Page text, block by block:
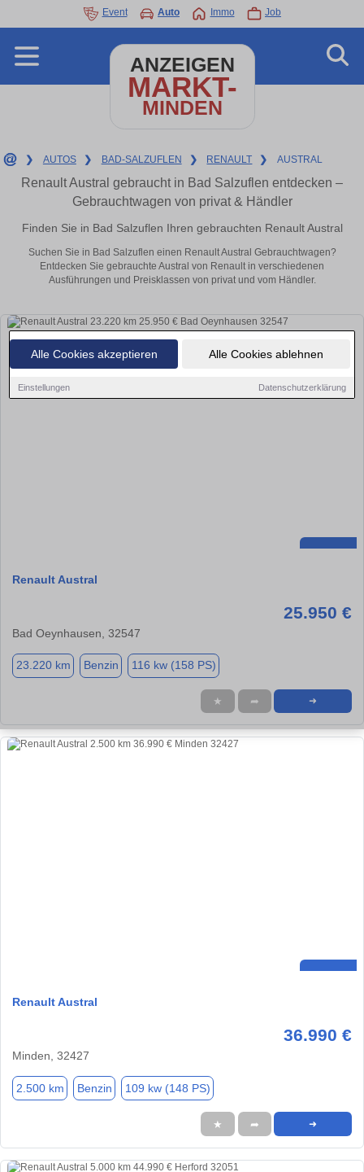
Alle Cookies akzeptieren Alle Cookies ablehnen
Einstellungen Datenschutzerklärung
Event Auto Immo Job
ANZEIGEN
MARKT-
MINDEN
❯ AUTOS ❯ BAD-SALZUFLEN ❯ RENAULT ❯ AUSTRAL
Renault Austral gebraucht in Bad Salzuflen entdecken –
Gebrauchtwagen von privat & Händler
Finden Sie in Bad Salzuflen Ihren gebrauchten Renault Austral
Suchen Sie in Bad Salzuflen einen Renault Austral Gebrauchtwagen?
Entdecken Sie gebrauchte Austral von Renault in verschiedenen
Ausführungen und Preisklassen von privat und vom Händler.
Renault Austral
25.950 €
Bad Oeynhausen, 32547
23.220 km Benzin 116 kw (158 PS)
★ ➦ ➜
Renault Austral
36.990 €
Minden, 32427
2.500 km Benzin 109 kw (148 PS)
★ ➦ ➜